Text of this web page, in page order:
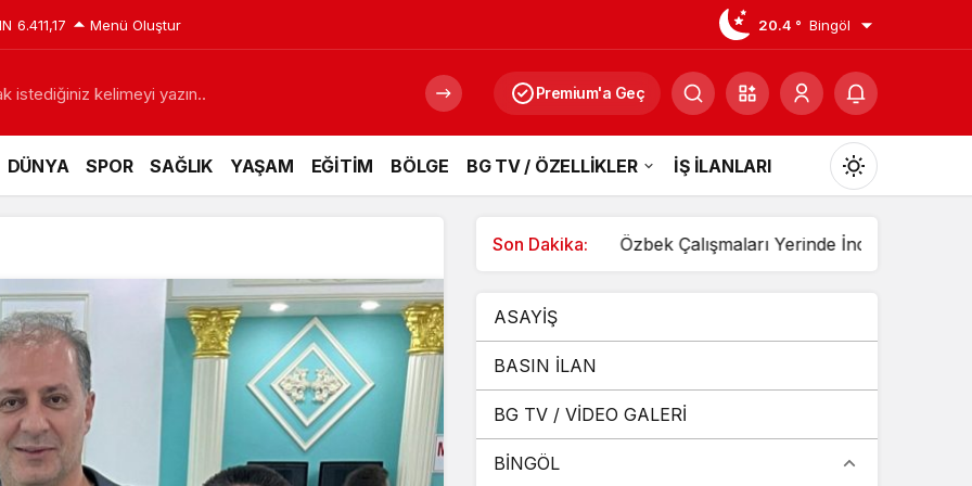
6.411,17 Menü Oluştur 20.4 ° Bingöl
istediğiniz kelimeyi yazın.. Premium'a Geç
DÜNYA SPOR SAĞLIK YAŞAM EĞİTİM BÖLGE BG TV / ÖZELLİKLER İŞ İLANLARI
Mod
değiştir
Gündüz Modu
Gece Modu
Gece modunu seçin.
Son Dakika:
Siyaraya Zam yapıldı Özbek Çalışmaları Yerinde İnceledi
ASAYİŞ
BASIN İLAN
BG TV / VİDEO GALERİ
BİNGÖL
Takip Et
Twitter